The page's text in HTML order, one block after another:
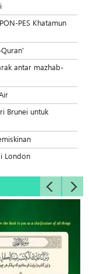
PES Khatamun
antar mazhab-
Brunei untuk
London